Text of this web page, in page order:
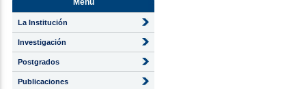
Menú
La Institución
Investigación
Postgrados
Publicaciones